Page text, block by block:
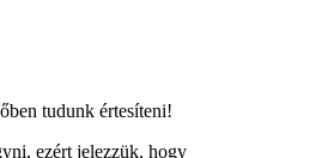
tudunk értesíteni!
ezért jelezzük, hogy